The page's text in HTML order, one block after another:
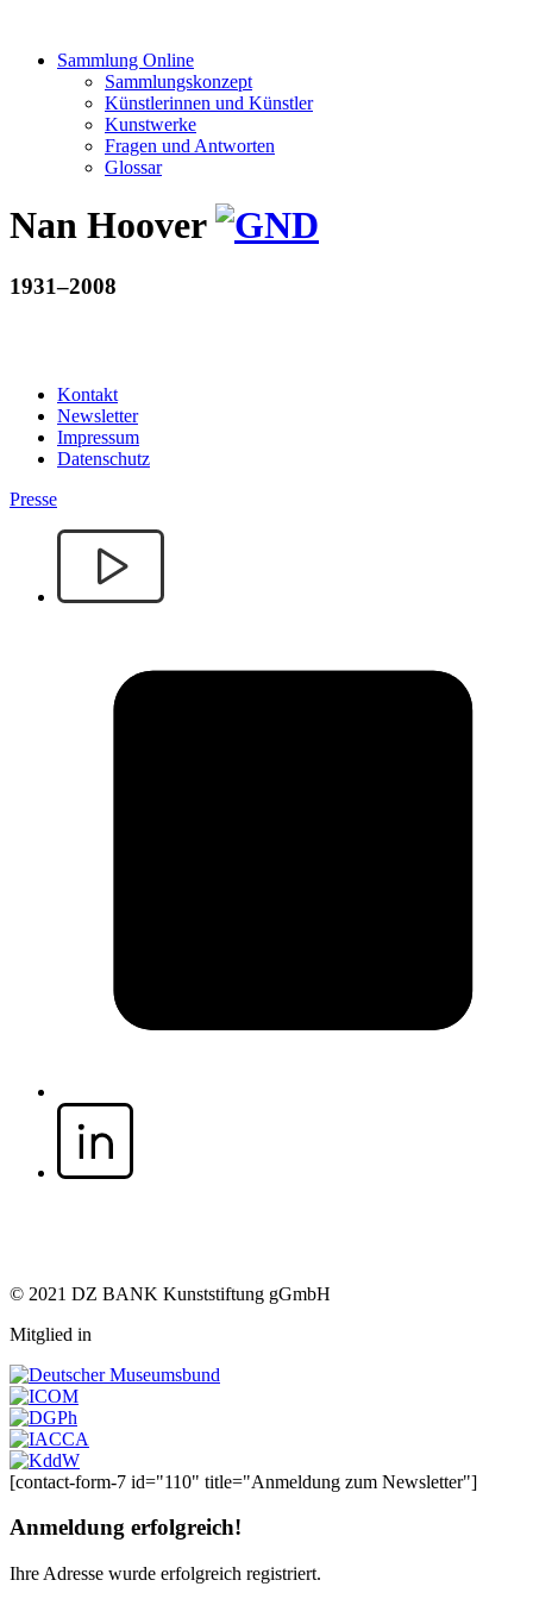
Sammlung Online
Sammlungskonzept
Künstlerinnen und Künstler
Kunstwerke
Fragen und Antworten
Glossar
Nan Hoover
1931–2008
Kontakt
Newsletter
Impressum
Datenschutz
Presse
© 2021 DZ BANK Kunststiftung gGmbH
Mitglied in
[contact-form-7 id="110" title="Anmeldung zum Newsletter"]
Anmeldung erfolgreich!
Ihre Adresse wurde erfolgreich registriert.